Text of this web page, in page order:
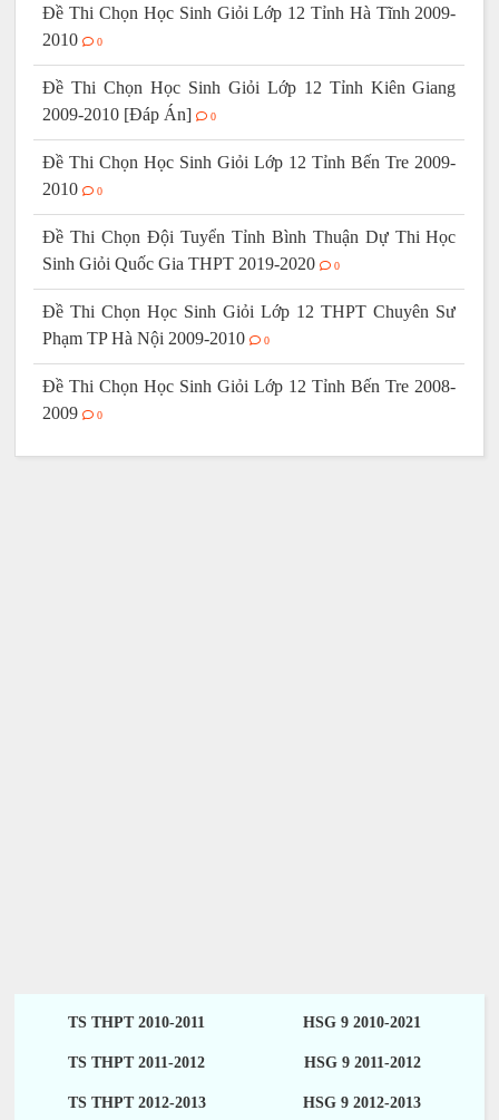
Đề Thi Chọn Học Sinh Giỏi Lớp 12 Tỉnh Hà Tĩnh 2009-
2010
0
Đề Thi Chọn Học Sinh Giỏi Lớp 12 Tỉnh Kiên Giang
2009-2010 [Đáp Án]
0
Đề Thi Chọn Học Sinh Giỏi Lớp 12 Tỉnh Bến Tre 2009-
2010
0
Đề Thi Chọn Đội Tuyển Tỉnh Bình Thuận Dự Thi Học
Sinh Giỏi Quốc Gia THPT 2019-2020
0
Đề Thi Chọn Học Sinh Giỏi Lớp 12 THPT Chuyên Sư
Phạm TP Hà Nội 2009-2010
0
Đề Thi Chọn Học Sinh Giỏi Lớp 12 Tỉnh Bến Tre 2008-
2009
0
TS THPT 2010-2011 HSG 9 2010-2021
TS THPT 2011-2012 HSG 9 2011-2012
TS THPT 2012-2013 HSG 9 2012-2013